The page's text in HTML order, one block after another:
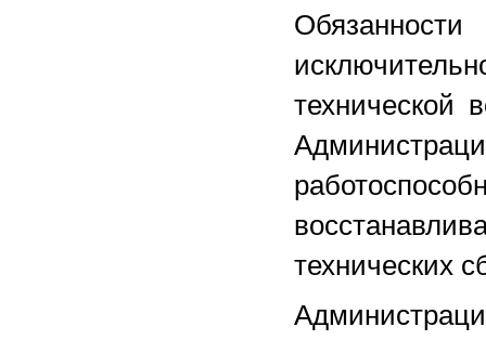
технической
технических